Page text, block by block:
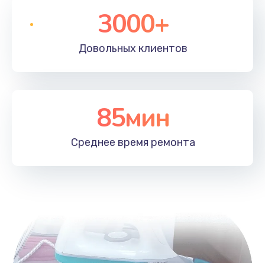
3000+
Довольных клиентов
85мин
Среднее время ремонта